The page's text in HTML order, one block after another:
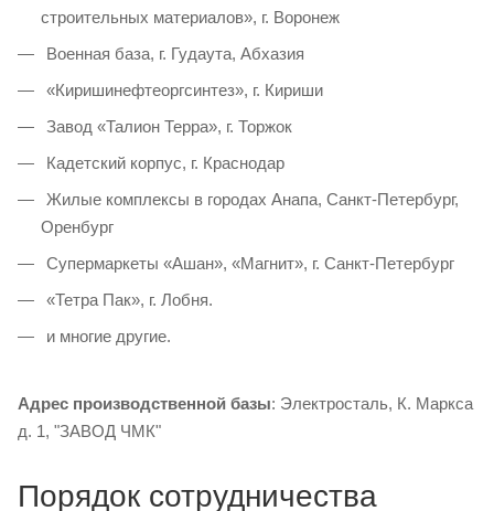
строительных материалов», г. Воронеж
Военная база, г. Гудаута, Абхазия
«Киришинефтеоргсинтез», г. Кириши
Завод «Талион Терра», г. Торжок
Кадетский корпус, г. Краснодар
Жилые комплексы в городах Анапа, Санкт-Петербург,
Оренбург
Супермаркеты «Ашан», «Магнит», г. Санкт-Петербург
«Тетра Пак», г. Лобня.
и многие другие.
Адрес производственной базы: Электросталь, К. Маркса
д. 1, "ЗАВОД ЧМК"
Порядок сотрудничества